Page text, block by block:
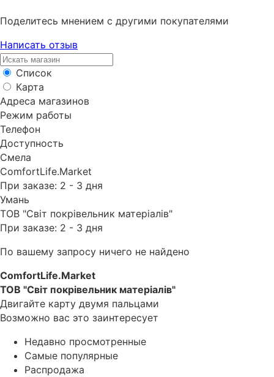
Поделитесь мнением с другими покупателями
Написать отзыв
Список
Карта
Адреса магазинов
Режим работы
Телефон
Доступность
Смела
ComfortLife.Market
При заказе: 2 - 3 дня
Умань
ТОВ "Світ покрівельник матеріалів"
При заказе: 2 - 3 дня
По вашему запросу ничего не найдено
ComfortLife.Market
ТОВ "Світ покрівельник матеріалів"
Двигайте карту двумя пальцами
Возможно вас это заинтересует
Недавно просмотренные
Самые популярные
Распродажа